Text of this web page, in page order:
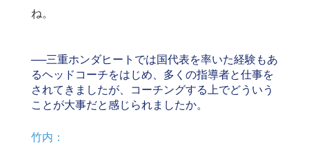
ね。
──三重ホンダヒートでは国代表を率いた経験もあ
るヘッドコーチをはじめ、多くの指導者と仕事を
されてきましたが、コーチングする上でどういう
ことが大事だと感じられましたか。
竹内：